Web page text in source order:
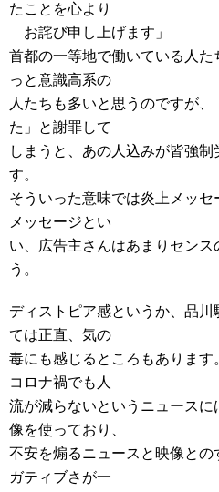
たことを心より
お詫び申し上げます」
首都の一等地で働いている人た
っと意識高系の
人たちも多いと思うのですが
た」と謝罪して
しまうと、あの人込みが皆強制
す。
そういった意味では炎上メッ
メッセージとい
い、広告主さんはあまりセンス
う。
ディストピア感というか、品
ては正直、気の
毒にも感じるところもありま
コロナ禍でも人
流が減らないというニュース
像を使っており、
不安を煽るニュースと映像と
ガティブさが一